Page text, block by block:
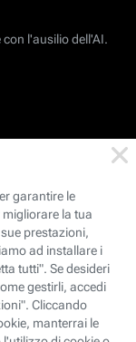
con l'ausilio dell'AI.